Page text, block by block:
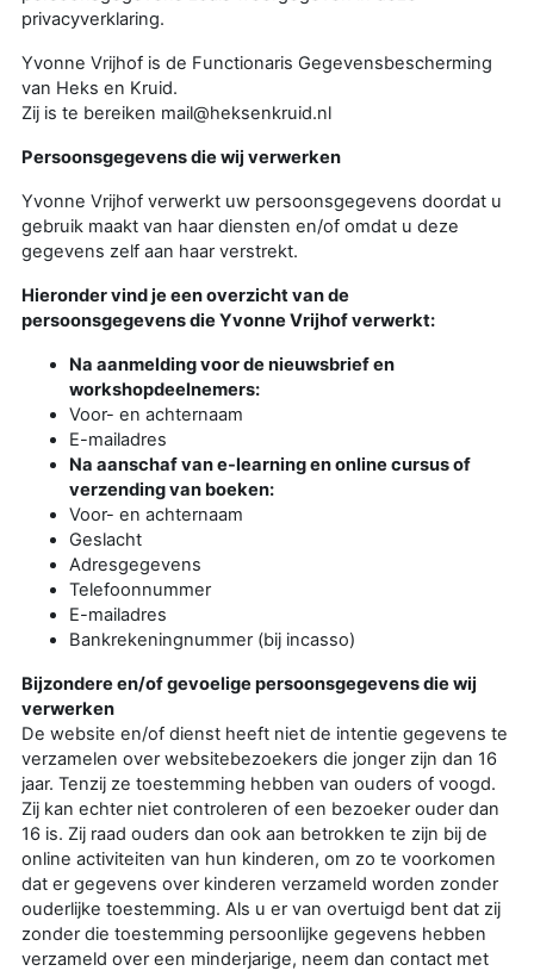
privacyverklaring.
Yvonne Vrijhof is de Functionaris Gegevensbescherming
van Heks en Kruid.
Zij is te bereiken mail@heksenkruid.nl
Persoonsgegevens die wij verwerken
Yvonne Vrijhof verwerkt uw persoonsgegevens doordat u
gebruik maakt van haar diensten en/of omdat u deze
gegevens zelf aan haar verstrekt.
Hieronder vind je een overzicht van de
persoonsgegevens die Yvonne Vrijhof verwerkt:
Na aanmelding voor de nieuwsbrief en
workshopdeelnemers:
Voor- en achternaam
E-mailadres
Na aanschaf van e-learning en online cursus of
verzending van boeken:
Voor- en achternaam
Geslacht
Adresgegevens
Telefoonnummer
E-mailadres
Bankrekeningnummer (bij incasso)
Bijzondere en/of gevoelige persoonsgegevens die wij
verwerken
De website en/of dienst heeft niet de intentie gegevens te
verzamelen over websitebezoekers die jonger zijn dan 16
jaar. Tenzij ze toestemming hebben van ouders of voogd.
Zij kan echter niet controleren of een bezoeker ouder dan
16 is. Zij raad ouders dan ook aan betrokken te zijn bij de
online activiteiten van hun kinderen, om zo te voorkomen
dat er gegevens over kinderen verzameld worden zonder
ouderlijke toestemming. Als u er van overtuigd bent dat zij
zonder die toestemming persoonlijke gegevens hebben
verzameld over een minderjarige, neem dan contact met